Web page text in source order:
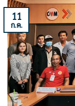
11
ก.ค.